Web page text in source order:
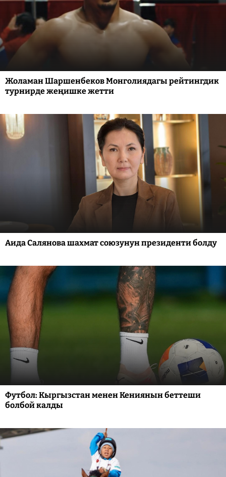
Жоламан Шаршенбеков Монголиядагы рейтингдик
турнирде жеңишке жетти
Аида Салянова шахмат союзунун президенти болду
Футбол: Кыргызстан менен Кениянын беттеши
болбой калды